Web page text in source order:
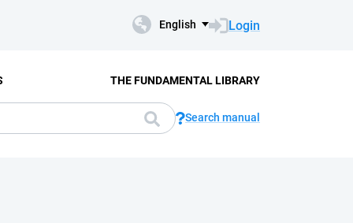
English Login
THE FUNDAMENTAL LIBRARY
Search manual